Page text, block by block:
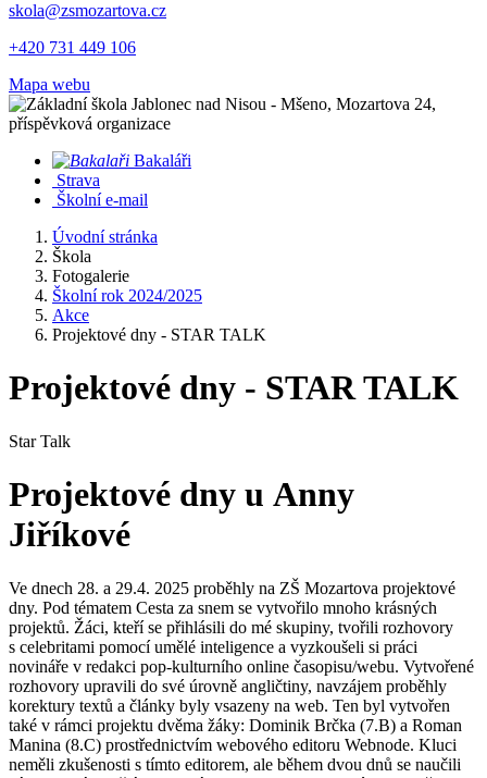
skola@zsmozartova.cz
+420 731 449 106
Mapa webu
Bakaláři
Strava
Školní e-mail
Úvodní stránka
Škola
Fotogalerie
Školní rok 2024/2025
Akce
Projektové dny - STAR TALK
Projektové dny - STAR TALK
Star Talk
Projektové dny u Anny
Jiříkové
Ve dnech 28. a 29.4. 2025 proběhly na ZŠ Mozartova projektové
dny. Pod tématem Cesta za snem se vytvořilo mnoho krásných
projektů. Žáci, kteří se přihlásili do mé skupiny, tvořili rozhovory
s celebritami pomocí umělé inteligence a vyzkoušeli si práci
novináře v redakci pop-kulturního online časopisu/webu. Vytvořené
rozhovory upravili do své úrovně angličtiny, navzájem proběhly
korektury textů a články byly vsazeny na web. Ten byl vytvořen
také v rámci projektu dvěma žáky: Dominik Brčka (7.B) a Roman
Manina (8.C) prostřednictvím webového editoru Webnode. Kluci
neměli zkušenosti s tímto editorem, ale během dvou dnů se naučili